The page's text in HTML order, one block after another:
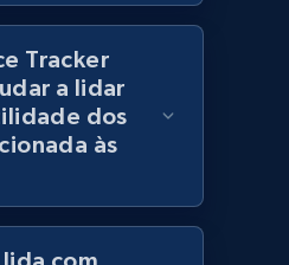
Comece agora
Product name, Price,
Colour, Description, and
Tracker
a lidar
dos
às